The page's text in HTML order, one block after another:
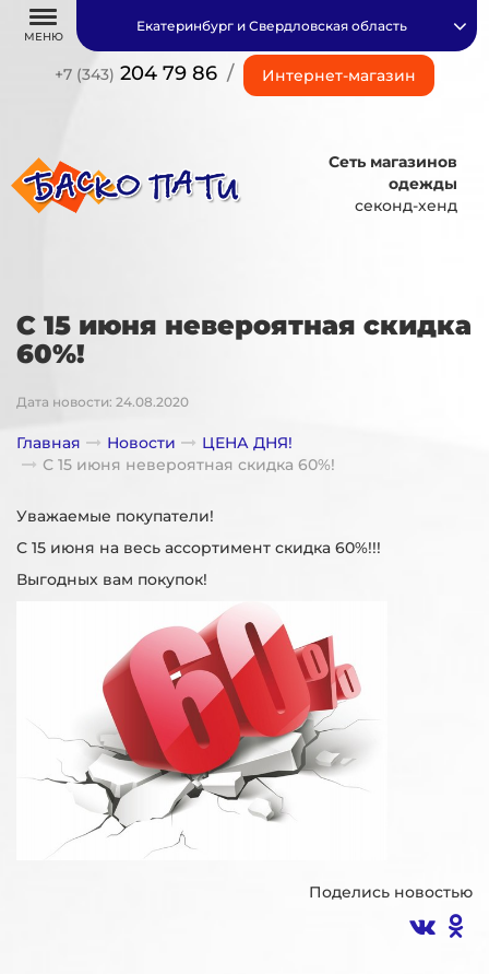
МЕНЮ
+7 (343) 204 79 86 / Интернет-магазин
Екатеринбург и Свердловская область
Сеть магазинов
одежды
секонд-хенд
С 15 июня невероятная скидка
60%!
Дата новости: 24.08.2020
Главная Новости
ЦЕНА ДНЯ!
С 15 июня невероятная скидка 60%!
Уважаемые покупатели!
С 15 июня на весь ассортимент скидка 60%!!!
Выгодных вам покупок!
Поделись новостью